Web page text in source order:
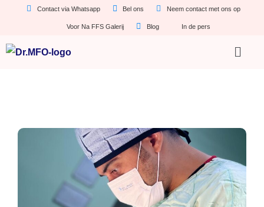
Contact via Whatsapp Bel ons Neem contact met ons op
Voor Na FFS Galerij Blog In de pers